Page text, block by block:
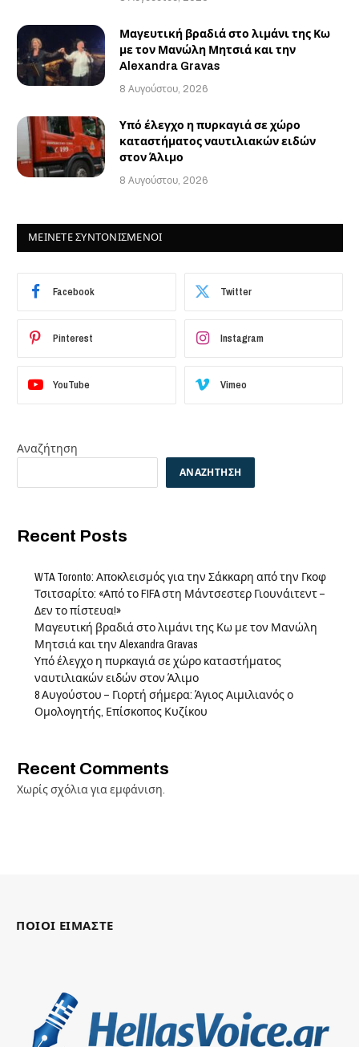
Μαγευτική βραδιά στο λιμάνι της Κω
με τον Μανώλη Μητσιά και την
Alexandra Gravas
8 Αυγούστου, 2026
Υπό έλεγχο η πυρκαγιά σε χώρο
καταστήματος ναυτιλιακών ειδών
στον Άλιμο
8 Αυγούστου, 2026
ΜΕΙΝΕΤΕ ΣΥΝΤΟΝΙΣΜΕΝΟΙ
Facebook Twitter
Pinterest Instagram
YouTube Vimeo
Αναζήτηση
ΑΝΑΖΉΤΗΣΗ
Recent Posts
WTA Toronto: Αποκλεισμός για την Σάκκαρη από την Γκοφ
Τσιτσαρίτο: «Από το FIFA στη Μάντσεστερ Γιουνάιτεντ –
Δεν το πίστευα!»
Μαγευτική βραδιά στο λιμάνι της Κω με τον Μανώλη
Μητσιά και την Alexandra Gravas
Υπό έλεγχο η πυρκαγιά σε χώρο καταστήματος
ναυτιλιακών ειδών στον Άλιμο
8 Αυγούστου – Γιορτή σήμερα: Άγιος Αιμιλιανός ο
Ομολογητής, Επίσκοπος Κυζίκου
Recent Comments
Χωρίς σχόλια για εμφάνιση.
ΠΟΙΟΙ ΕΙΜΑΣΤΕ